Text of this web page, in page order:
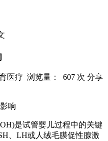
医疗 浏览量： 607 次 分享
响
是试管婴儿过程中的关键
、LH或人绒毛膜促性腺激